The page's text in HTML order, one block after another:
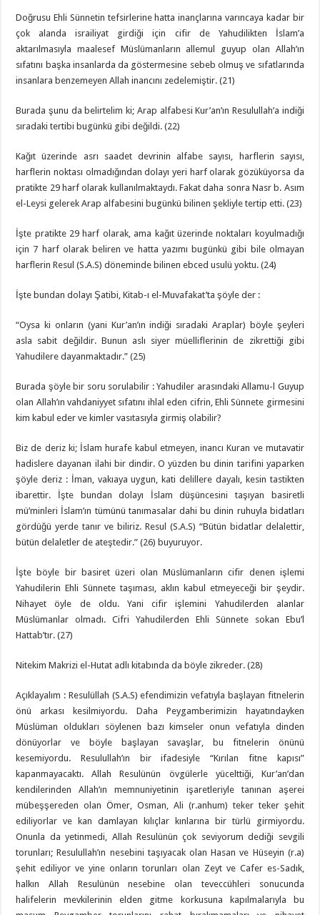
Doğrusu Ehli Sünnetin tefsirlerine hatta inançlarına varıncaya kadar bir
çok alanda israiliyat girdiği için cifir de Yahudilikten İslam’a
aktarılmasıyla maalesef Müslümanların allemul guyup olan Allah’ın
sıfatını başka insanlarda da göstermesine sebeb olmuş ve sıfatlarında
insanlara benzemeyen Allah inancını zedelemiştir. (21)
Burada şunu da belirtelim ki; Arap alfabesi Kur’an’ın Resulullah’a indiği
sıradaki tertibi bugünkü gibi değildi. (22)
Kağıt üzerinde asrı saadet devrinin alfabe sayısı, harflerin sayısı,
harflerin noktası olmadığından dolayı yeri harf olarak gözüküyorsa da
pratikte 29 harf olarak kullanılmaktaydı. Fakat daha sonra Nasr b. Asım
el-Leysi gelerek Arap alfabesini bugünkü bilinen şekliyle tertip etti. (23)
İşte pratikte 29 harf olarak, ama kağıt üzerinde noktaları koyulmadığı
için 7 harf olarak beliren ve hatta yazımı bugünkü gibi bile olmayan
harflerin Resul (S.A.S) döneminde bilinen ebced usulü yoktu. (24)
İşte bundan dolayı Şatibi, Kitab-ı el-Muvafakat’ta şöyle der :
“Oysa ki onların (yani Kur’an’ın indiği sıradaki Araplar) böyle şeyleri
asla sabit değildir. Bunun aslı siyer müelliflerinin de zikrettiği gibi
Yahudilere dayanmaktadır.” (25)
Burada şöyle bir soru sorulabilir : Yahudiler arasındaki Allamu-l Guyup
olan Allah’ın vahdaniyyet sıfatını ihlal eden cifrin, Ehli Sünnete girmesini
kim kabul eder ve kimler vasıtasıyla girmiş olabilir?
Biz de deriz ki; İslam hurafe kabul etmeyen, inancı Kuran ve mutavatir
hadislere dayanan ilahi bir dindir. O yüzden bu dinin tarifini yaparken
şöyle deriz : İman, vakıaya uygun, kati delillere dayalı, kesin tastikten
ibarettir. İşte bundan dolayı İslam düşüncesini taşıyan basiretli
mü’minleri İslam’ın tümünü tanımasalar dahi bu dinin ruhuyla bidatları
gördüğü yerde tanır ve biliriz. Resul (S.A.S) “Bütün bidatlar delalettir,
bütün delaletler de ateştedir.” (26) buyuruyor.
İşte böyle bir basiret üzeri olan Müslümanların cifir denen işlemi
Yahudilerin Ehli Sünnete taşıması, aklın kabul etmeyeceği bir şeydir.
Nihayet öyle de oldu. Yani cifir işlemini Yahudilerden alanlar
Müslümanlar olmadı. Cifri Yahudilerden Ehli Sünnete sokan Ebu’l
Hattab’tır. (27)
Nitekim Makrizi el-Hutat adlı kitabında da böyle zikreder. (28)
Açıklayalım : Resulüllah (S.A.S) efendimizin vefatıyla başlayan fitnelerin
önü arkası kesilmiyordu. Daha Peygamberimizin hayatındayken
Müslüman oldukları söylenen bazı kimseler onun vefatıyla dinden
dönüyorlar ve böyle başlayan savaşlar, bu fitnelerin önünü
kesemiyordu. Resulullah’ın bir ifadesiyle “Kırılan fitne kapısı”
kapanmayacaktı. Allah Resulünün övgülerle yücelttiği, Kur’an’dan
kendilerinden Allah’ın memnuniyetinin işaretleriyle tanınan aşerei
mübeşşereden olan Ömer, Osman, Ali (r.anhum) teker teker şehit
ediliyorlar ve kan damlayan kılıçlar kınlarına bir türlü girmiyordu.
Onunla da yetinmedi, Allah Resulünün çok seviyorum dediği sevgili
torunları; Resulullah’ın nesebini taşıyacak olan Hasan ve Hüseyin (r.a)
şehit ediliyor ve yine onların torunları olan Zeyt ve Cafer es-Sadık,
halkın Allah Resulünün nesebine olan teveccühleri sonucunda
halifelerin mevkilerinin elden gitme korkusuna kapılmalarıyla bu